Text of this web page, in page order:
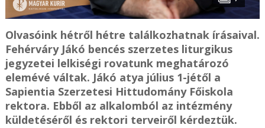
Olvasóink hétről hétre találkozhatnak írásaival.
Fehérváry Jákó bencés szerzetes liturgikus
jegyzetei lelkiségi rovatunk meghatározó
elemévé váltak. Jákó atya július 1-jétől a
Sapientia Szerzetesi Hittudomány Főiskola
rektora. Ebből az alkalomból az intézmény
küldetéséről és rektori terveiről kérdeztük.